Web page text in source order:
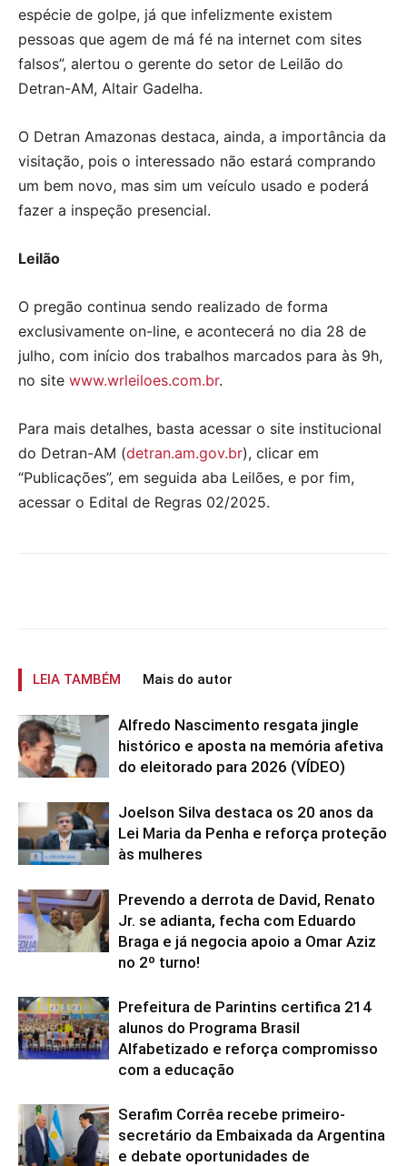
espécie de golpe, já que infelizmente existem
pessoas que agem de má fé na internet com sites
falsos”, alertou o gerente do setor de Leilão do
Detran-AM, Altair Gadelha.
O Detran Amazonas destaca, ainda, a importância da
visitação, pois o interessado não estará comprando
um bem novo, mas sim um veículo usado e poderá
fazer a inspeção presencial.
Leilão
O pregão continua sendo realizado de forma
exclusivamente on-line, e acontecerá no dia 28 de
julho, com início dos trabalhos marcados para às 9h,
no site www.wrleiloes.com.br.
Para mais detalhes, basta acessar o site institucional
do Detran-AM (detran.am.gov.br), clicar em
“Publicações”, em seguida aba Leilões, e por fim,
acessar o Edital de Regras 02/2025.
LEIA TAMBÉM Mais do autor
Alfredo Nascimento resgata jingle
histórico e aposta na memória afetiva
do eleitorado para 2026 (VÍDEO)
Joelson Silva destaca os 20 anos da
Lei Maria da Penha e reforça proteção
às mulheres
Prevendo a derrota de David, Renato
Jr. se adianta, fecha com Eduardo
Braga e já negocia apoio a Omar Aziz
no 2º turno!
Prefeitura de Parintins certifica 214
alunos do Programa Brasil
Alfabetizado e reforça compromisso
com a educação
Serafim Corrêa recebe primeiro-
secretário da Embaixada da Argentina
e debate oportunidades de